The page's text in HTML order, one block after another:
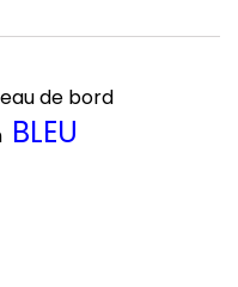
de bord
BLEU